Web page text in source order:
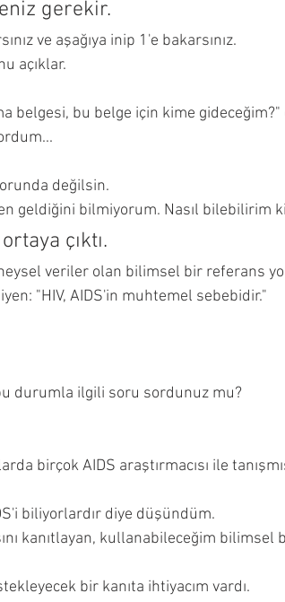
gerekir.
ve aşağıya inip 1'e bakarsınız.
açıklar.
belgesi, bu belge için kime
değilsin.
geldiğini bilmiyorum. Nasıl bilebilirim
çıktı.
veriler olan bilimsel bir referans
"HIV, AIDS'in muhtemel sebebidir."
durumla ilgili soru sordunuz mu?
birçok AIDS araştırmacısı ile
biliyorlardır diye düşündüm.
kanıtlayan, kullanabileceğim bilimsel
bir kanıta ihtiyacım vardı.